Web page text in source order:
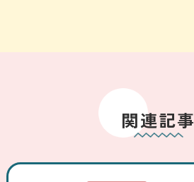
関連記事